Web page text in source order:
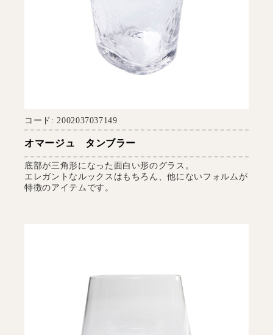
コード: 2002037037149
オマージュ タンブラー
底部が三角形になった面白い形のグラス。
エレガントなルックスはもちろん、他にないフォルムが
特徴のアイテムです。